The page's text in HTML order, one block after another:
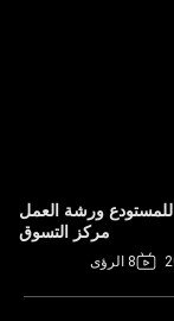
للمستودع ورشة العمل
مركز التسوق
8 الرؤى